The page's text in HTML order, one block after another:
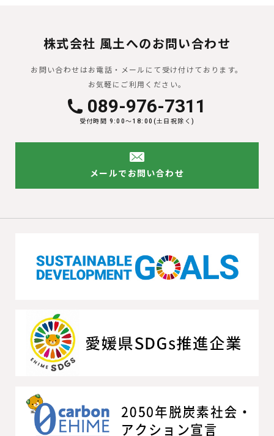
株式会社 風土へのお問い合わせ
お問い合わせはお電話・メールにて受け付けております。
お気軽にご利用ください。
089-976-7311
受付時間 9:00〜18:00(土日祝除く)
メールでお問い合わせ